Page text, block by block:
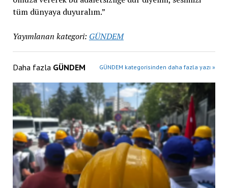
tüm dünyaya duyuralım.”
Yayımlanan kategori: GÜNDEM
Daha fazla GÜNDEM GÜNDEM kategorisinden daha fazla yazı »